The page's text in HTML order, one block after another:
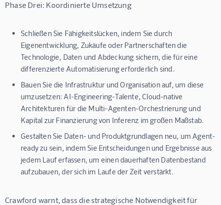
Phase Drei: Koordinierte Umsetzung
Schließen Sie Fähigkeitslücken, indem Sie durch
Eigenentwicklung, Zukäufe oder Partnerschaften die
Technologie, Daten und Abdeckung sichern, die für eine
differenzierte Automatisierung erforderlich sind.
Bauen Sie die Infrastruktur und Organisation auf, um diese
umzusetzen: AI-Engineering-Talente, Cloud-native
Architekturen für die Multi-Agenten-Orchestrierung und
Kapital zur Finanzierung von Inferenz im großen Maßstab.
Gestalten Sie Daten- und Produktgrundlagen neu, um Agent-
ready zu sein, indem Sie Entscheidungen und Ergebnisse aus
jedem Lauf erfassen, um einen dauerhaften Datenbestand
aufzubauen, der sich im Laufe der Zeit verstärkt.
Crawford warnt, dass die strategische Notwendigkeit für